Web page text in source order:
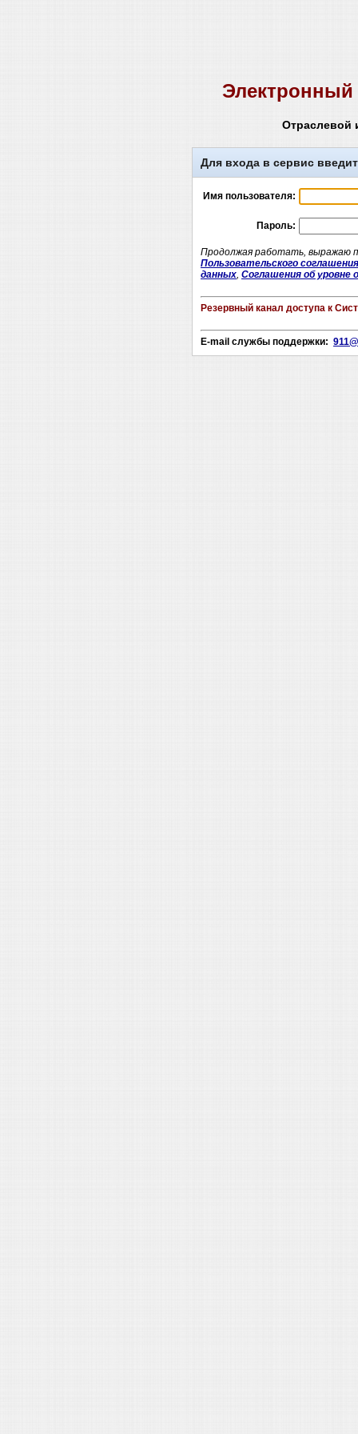
Отраслевой
Для входа в сервис
Имя пользователя:
Пароль:
Продолжая работать, выражаю
Пользовательского соглашения
данных, Соглашения об уровне
Резервный канал доступа к
E-mail службы поддержки: